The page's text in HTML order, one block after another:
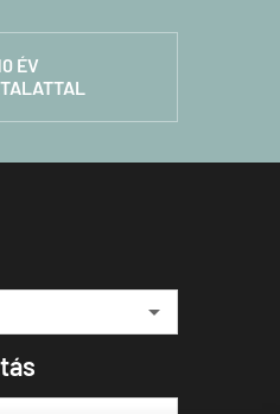
ÉV